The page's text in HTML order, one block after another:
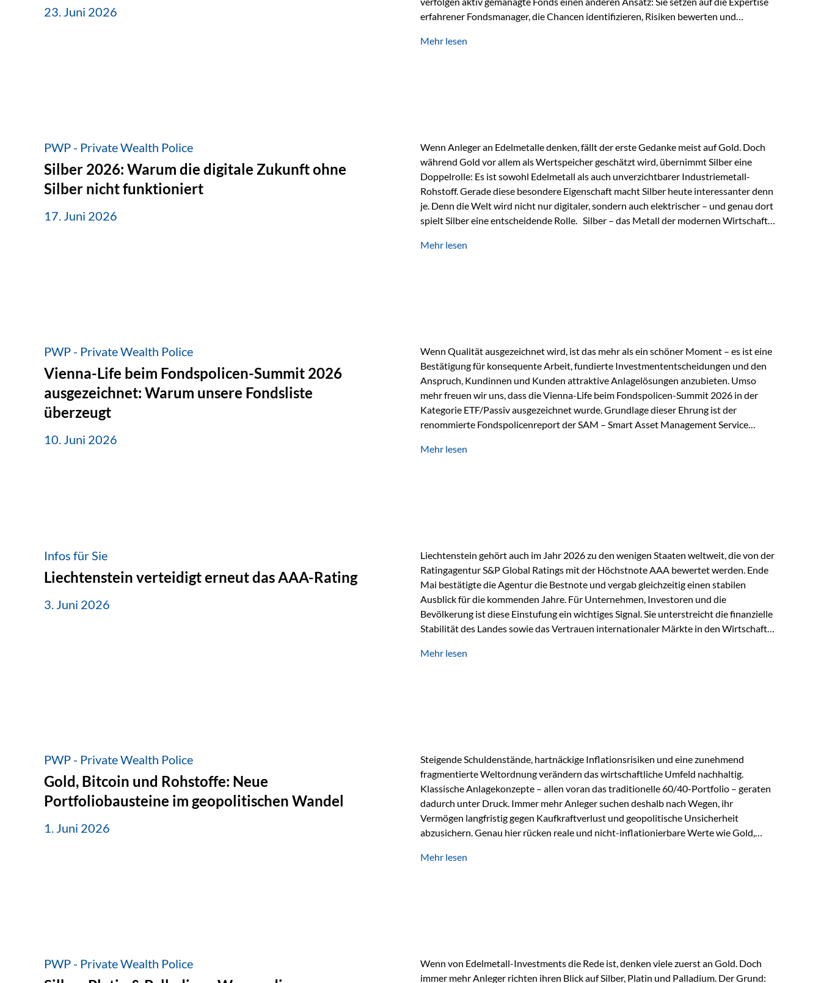
23. Juni 2026
erfahrener Fondsmanager, die Chancen identifizieren, Risiken bewerten und
geprägt ist, kann diese aktive Herangehensweise einen entscheidenden Mehrwert
Mehr lesen
PWP - Private Wealth Police
Silber 2026: Warum die digitale Zukunft ohne
Silber nicht funktioniert
17. Juni 2026
Wenn Anleger an Edelmetalle denken, fällt der erste Gedanke meist auf Gold. Doch
während Gold vor allem als Wertspeicher geschätzt wird, übernimmt Silber eine
Doppelrolle: Es ist sowohl Edelmetall als auch unverzichtbarer Industriemetall-
Rohstoff. Gerade diese besondere Eigenschaft macht Silber heute interessanter denn
je. Denn die Welt wird nicht nur digitaler, sondern auch elektrischer – und genau dort
spielt Silber eine entscheidende Rolle. Silber – das Metall der modernen Wirtschaft
Eigenschaft macht es für zahlreiche Zukunftstechnologien praktisch unverzichtbar.
Mehr lesen
PWP - Private Wealth Police
Vienna-Life beim Fondspolicen-Summit 2026
ausgezeichnet: Warum unsere Fondsliste
überzeugt
10. Juni 2026
Wenn Qualität ausgezeichnet wird, ist das mehr als ein schöner Moment – es ist eine
Bestätigung für konsequente Arbeit, fundierte Investmententscheidungen und den
Anspruch, Kundinnen und Kunden attraktive Anlagelösungen anzubieten. Umso
mehr freuen wir uns, dass die Vienna-Life beim Fondspolicen-Summit 2026 in der
Kategorie ETF/Passiv ausgezeichnet wurde. Grundlage dieser Ehrung ist der
renommierte Fondspolicenreport der SAM – Smart Asset Management Service
und verglichen wurden. Das Ergebnis: Die ETF-Auswahl der Vienna-Life zählt zu den
Mehr lesen
Infos für Sie
Liechtenstein verteidigt erneut das AAA-Rating
3. Juni 2026
Liechtenstein gehört auch im Jahr 2026 zu den wenigen Staaten weltweit, die von der
Ratingagentur S&P Global Ratings mit der Höchstnote AAA bewertet werden. Ende
Mai bestätigte die Agentur die Bestnote und vergab gleichzeitig einen stabilen
Ausblick für die kommenden Jahre. Für Unternehmen, Investoren und die
Bevölkerung ist diese Einstufung ein wichtiges Signal. Sie unterstreicht die finanzielle
Stabilität des Landes sowie das Vertrauen internationaler Märkte in den Wirtschafts-
Herausforderungen Die weltwirtschaftlichen Rahmenbedingungen bleiben
Mehr lesen
PWP - Private Wealth Police
Gold, Bitcoin und Rohstoffe: Neue
Portfoliobausteine im geopolitischen Wandel
1. Juni 2026
Steigende Schuldenstände, hartnäckige Inflationsrisiken und eine zunehmend
fragmentierte Weltordnung verändern das wirtschaftliche Umfeld nachhaltig.
Klassische Anlagekonzepte – allen voran das traditionelle 60/40-Portfolio – geraten
dadurch unter Druck. Immer mehr Anleger suchen deshalb nach Wegen, ihr
Vermögen langfristig gegen Kaufkraftverlust und geopolitische Unsicherheit
abzusichern. Genau hier rücken reale und nicht-inflationierbare Werte wie Gold,
Rolle zurück Gold erlebt derzeit eine bemerkenswerte Renaissance als monetärer
Mehr lesen
PWP - Private Wealth Police
Wenn von Edelmetall-Investments die Rede ist, denken viele zuerst an Gold. Doch
immer mehr Anleger richten ihren Blick auf Silber, Platin und Palladium. Der Grund: